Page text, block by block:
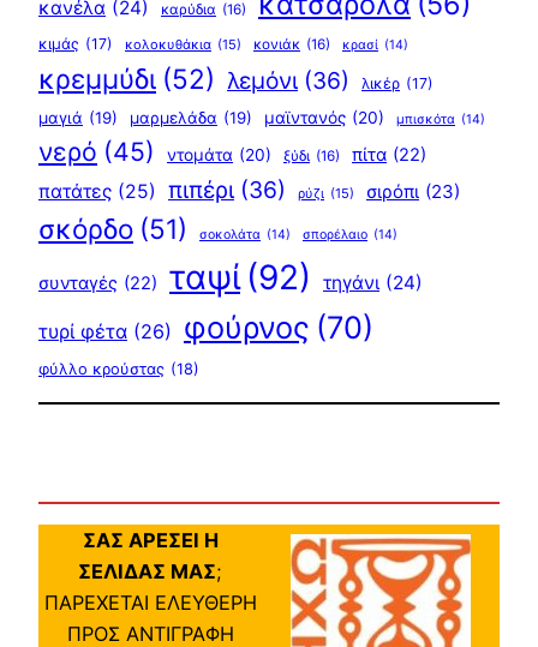
κανέλα (24) καρύδια (16)
κιμάς (17) κολοκυθάκια (15) κονιάκ (16) κρασί (14)
κρεμμύδι (52) λεμόνι (36) λικέρ (17)
μαγιά (19) μαρμελάδα (19) μαϊντανός (20) μπισκότα (14)
νερό (45) ντομάτα (20) ξύδι (16) πίτα (22)
πατάτες (25) πιπέρι (36) ρύζι (15) σιρόπι (23)
σκόρδο (51) σοκολάτα (14) σπορέλαιο (14)
συνταγές (22) ταψί (92) τηγάνι (24)
τυρί φέτα (26) φούρνος (70)
φύλλο κρούστας (18)
ΣΑΣ ΑΡΕΣΕΙ Η
ΣΕΛΙΔΑΣ ΜΑΣ;
ΠΑΡΕΧΕΤΑΙ ΕΛΕΥΘΕΡΗ
ΠΡΟΣ ΑΝΤΙΓΡΑΦΗ